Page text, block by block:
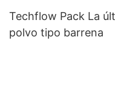
Techflow Pack La
polvo tipo barrena